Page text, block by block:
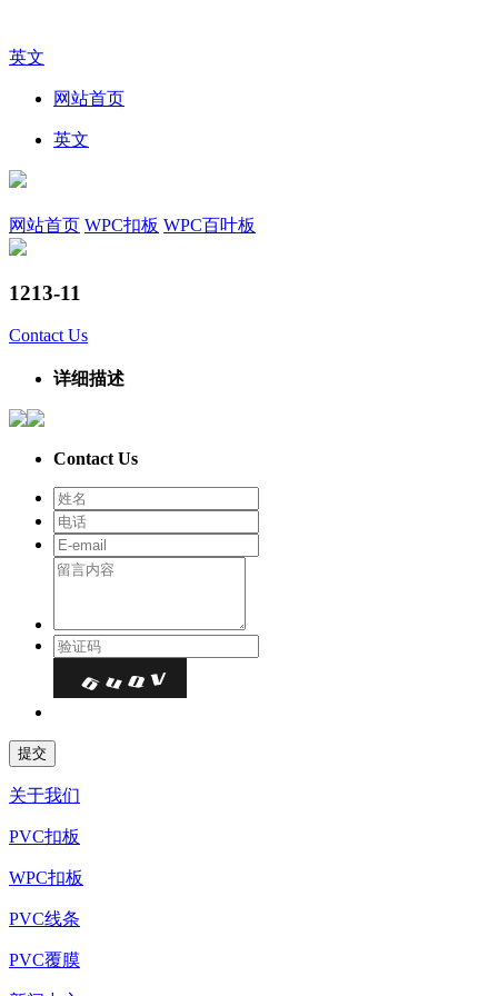
英文
网站首页
英文
网站首页 WPC扣板 WPC百叶板
1213-11
Contact Us
详细描述
Contact Us
关于我们
PVC扣板
WPC扣板
PVC线条
PVC覆膜